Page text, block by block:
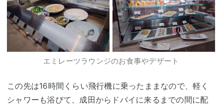
エミレーツラウンジのお食事やデザート
この先は16時間くらい飛行機に乗ったままなので、軽く
シャワーも浴びて、成田からドバイに来るまでの間に配